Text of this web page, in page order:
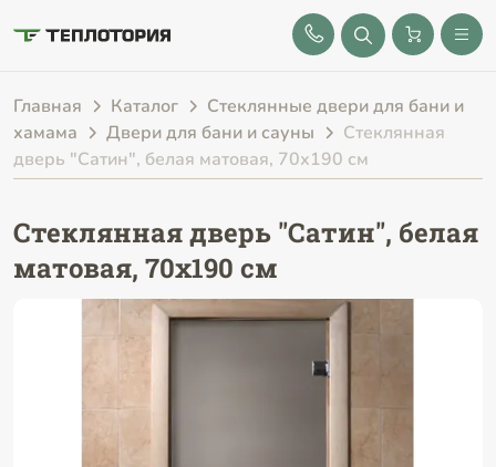
8 (843) 212-25-32
Главная Каталог
Стеклянные двери для бани и
хамама
Двери для бани и сауны
Стеклянная
дверь "Сатин", белая матовая, 70х190 см
Стеклянная дверь "Сатин", белая
матовая, 70х190 см